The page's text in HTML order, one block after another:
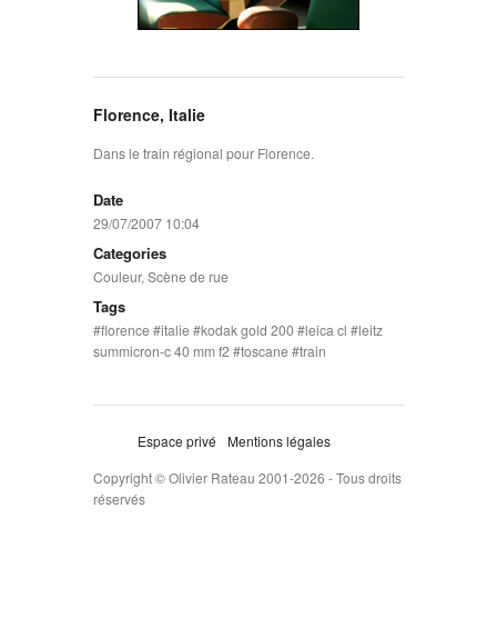
Florence, Italie
Dans le train régional pour Florence.
Date
29/07/2007 10:04
Categories
Couleur, Scène de rue
Tags
florence italie kodak gold 200 leica cl
leitz
summicron-c 40 mm f2
toscane train
Espace privé
Mentions légales
Copyright © Olivier Rateau 2001-2026 - Tous droits
réservés